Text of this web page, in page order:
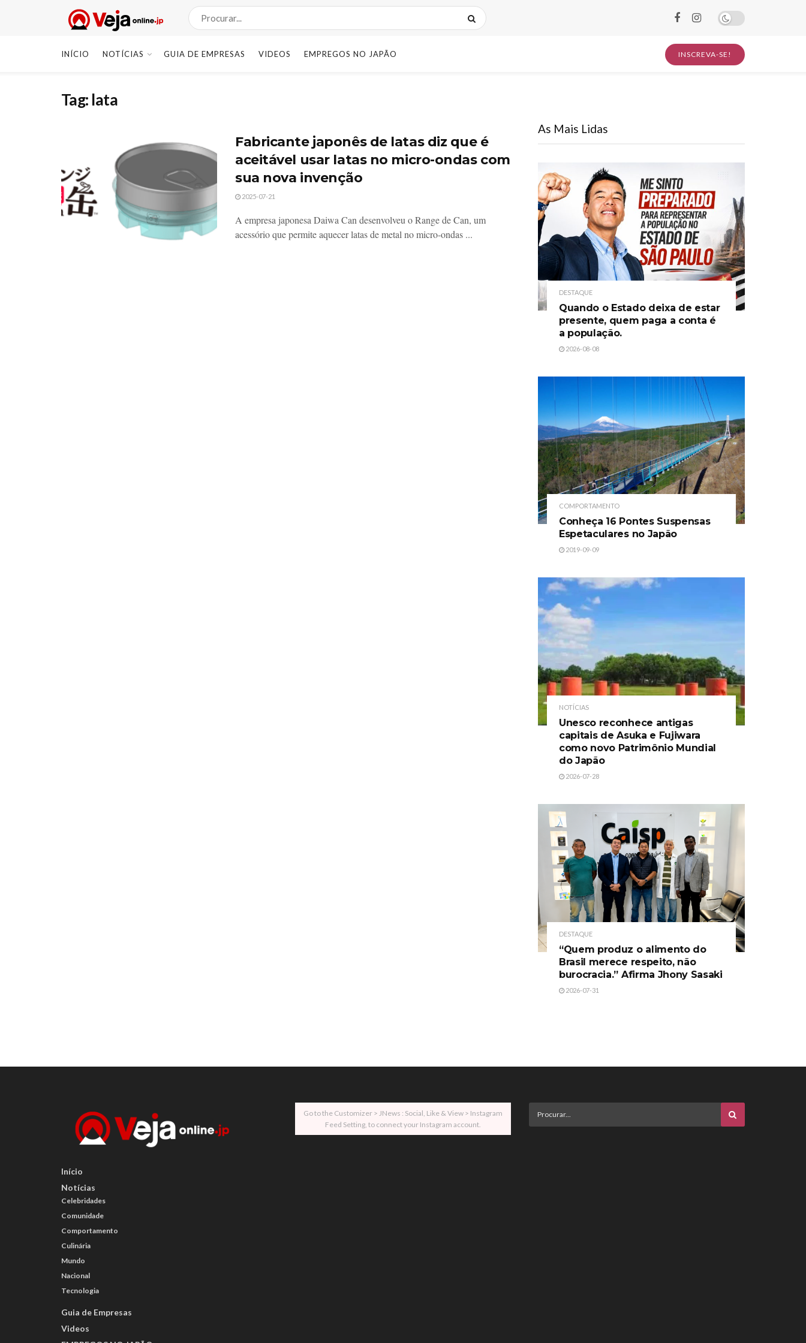
INÍCIO NOTÍCIAS GUIA DE EMPRESAS VIDEOS EMPREGOS NO JAPÃO INSCREVA-SE!
Tag: lata
Fabricante japonês de latas diz que é
aceitável usar latas no micro-ondas com
sua nova invenção
2025-07-21
A empresa japonesa Daiwa Can desenvolveu o Range de Can, um
acessório que permite aquecer latas de metal no micro-ondas ...
As Mais Lidas
DESTAQUE
Quando o Estado deixa de estar
presente, quem paga a conta é
a população.
2026-08-08
COMPORTAMENTO
Conheça 16 Pontes Suspensas
Espetaculares no Japão
2019-09-09
NOTÍCIAS
Unesco reconhece antigas
capitais de Asuka e Fujiwara
como novo Patrimônio Mundial
do Japão
2026-07-28
DESTAQUE
“Quem produz o alimento do
Brasil merece respeito, não
burocracia.” Afirma Jhony Sasaki
2026-07-31
Início
Notícias
Celebridades
Comunidade
Comportamento
Culinária
Mundo
Nacional
Tecnologia
Guia de Empresas
Videos
Go to the Customizer > JNews : Social, Like & View > Instagram
Feed Setting, to connect your Instagram account.